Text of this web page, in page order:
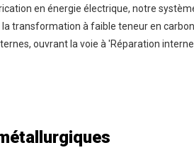
en énergie électrique, notre
transformation à faible teneur en
ouvrant la voie à 'Réparation